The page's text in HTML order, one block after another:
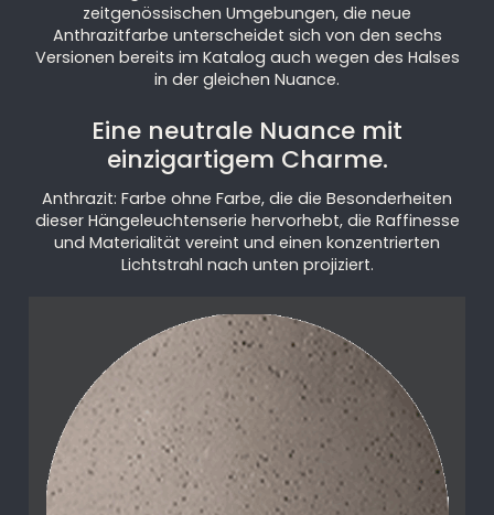
zeitgenössischen Umgebungen, die neue
Anthrazitfarbe unterscheidet sich von den sechs
Versionen bereits im Katalog auch wegen des Halses
in der gleichen Nuance.
Eine neutrale Nuance mit
einzigartigem Charme.
Anthrazit: Farbe ohne Farbe, die die Besonderheiten
dieser Hängeleuchtenserie hervorhebt, die Raffinesse
und Materialität vereint und einen konzentrierten
Lichtstrahl nach unten projiziert.